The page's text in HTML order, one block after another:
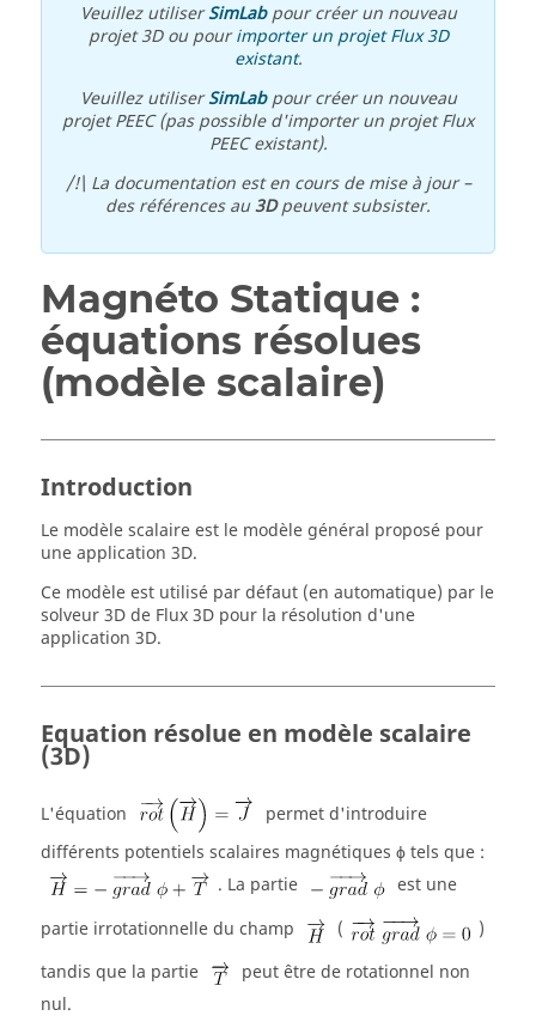
Veuillez utiliserSimLabpour créer un nouveau
projet 3D ou pourimporter un projet Flux 3D
existant.
Veuillez utiliserSimLabpour créer un nouveau
projet PEEC (pas possible d'importer un projet Flux
PEEC existant).
/!\ La documentation est en cours de mise à jour –
des références au3Dpeuvent subsister.
Magnéto Statique :
équations résolues
(modèle scalaire)
Introduction
Le modèle scalaire est le modèle général proposé pour
une application 3D.
Ce modèle est utilisé par défaut (en automatique) par le
solveur 3D de Flux 3D pour la résolution d'une
application 3D.
Equation résolue en modèle scalaire
(3D)
L'équation
permet d'introduire
différents potentiels scalaires magnétiques ϕ tels que :
. La partie
est une
partie irrotationnelle du champ
(
)
tandis que la partie
peut être de rotationnel non
nul.